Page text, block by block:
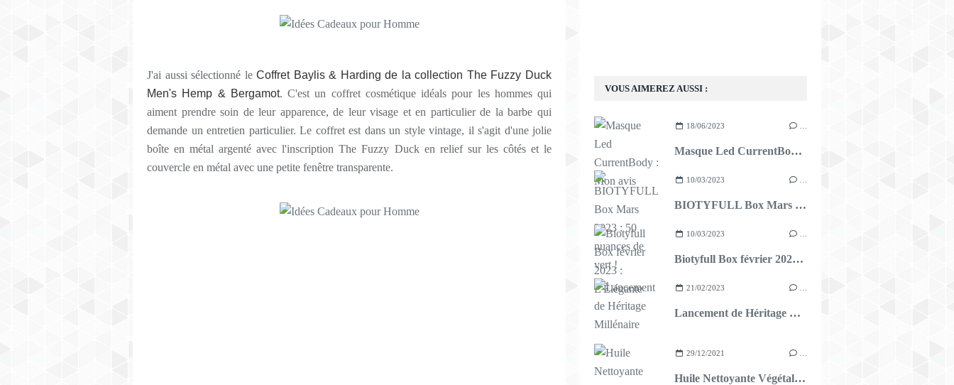
J'ai aussi sélectionné leCoffret Baylis & Harding de la collection The Fuzzy Duck
Men's Hemp & Bergamot. C'est un coffret cosmétique idéals pour les hommes qui
aiment prendre soin de leur apparence, de leur visage et en particulier de la barbe qui
demande un entretien particulier. Le coffret est dans un style vintage, il s'agit d'une jolie
boîte en métal argenté avec l'inscription The Fuzzy Duck en relief sur les côtés et le
couvercle en métal avec une petite fenêtre transparente.
VOUS AIMEREZ AUSSI :
18/06/2023
Masque Led CurrentBody : Mon avis
10/03/2023
BIOTYFULL Box Mars 2023 : 50 nuances de vert !
10/03/2023
Biotyfull Box février 2023 : L'Élégante
21/02/2023
Lancement de Héritage Millénaire
29/12/2021
Huile Nettoyante Végétale Nuxe Bio : mon avis